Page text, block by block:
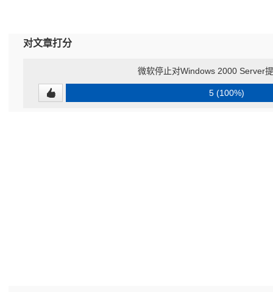
对文章打分
微软停止对Windows 2000 Server
5 (100%)